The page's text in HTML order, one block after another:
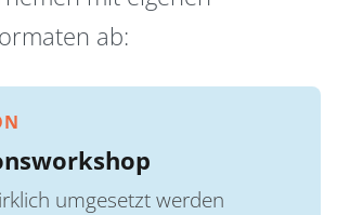
ab:
umgesetzt werden